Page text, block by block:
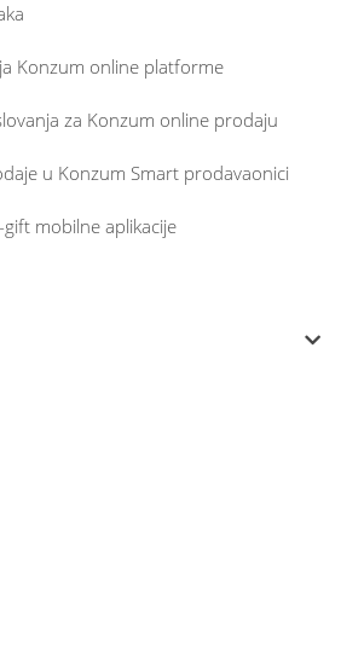
Konzum online platforme
za Konzum online prodaju
u Konzum Smart prodavaonici
mobilne aplikacije